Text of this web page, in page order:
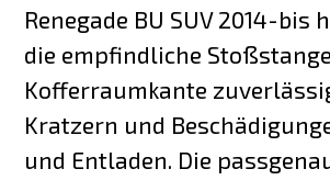
Renegade BU SUV 2014-bis
die empfindliche
Kofferraumkante
Kratzern und
und Entladen. Die